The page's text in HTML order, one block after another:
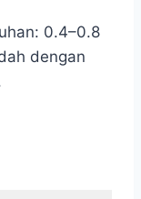
0.4–0.8
dengan